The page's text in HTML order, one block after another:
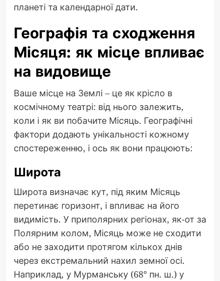
планеті та календарної дати.
Географія та сходження
Місяця: як місце впливає
на видовище
Ваше місце на Землі – це як крісло в
космічному театрі: від нього залежить,
коли і як ви побачите Місяць. Географічні
фактори додають унікальності кожному
спостереженню, і ось як вони працюють:
Широта
Широта визначає кут, під яким Місяць
перетинає горизонт, і впливає на його
видимість. У приполярних регіонах, як-от за
Полярним колом, Місяць може не сходити
або не заходити протягом кількох днів
через екстремальний нахил земної осі.
Наприклад, у Мурманську (68° пн. ш.) у